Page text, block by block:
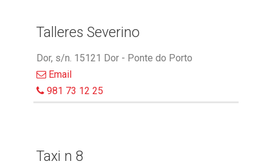
Talleres Severino
Dor, s/n. 15121 Dor - Ponte do Porto
Email
981 73 12 25
Taxi n 8